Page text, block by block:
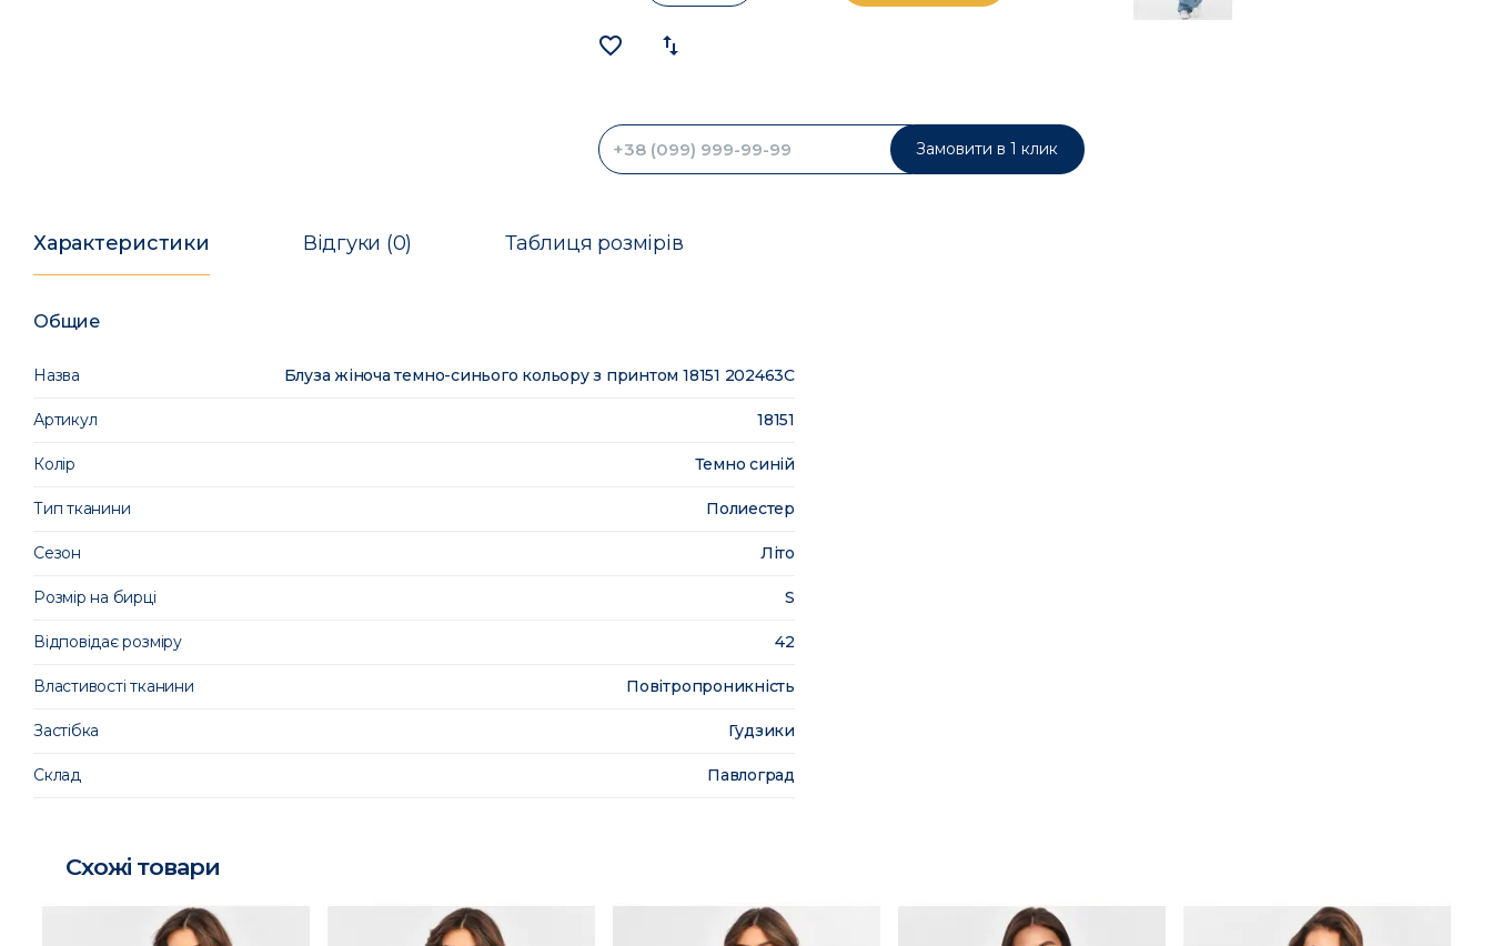
favorite_border import_export
Замовити в 1 клик
Характеристики Відгуки (0) Таблиця розмірів
Общие
Назва Блуза жіноча темно-синього кольору з принтом 18151 202463C
Артикул 18151
Колір Темно синій
Тип тканини Полиестер
Сезон Літо
Розмір на бирці S
Відповідає розміру 42
Властивості тканини Повітропроникність
Застібка Гудзики
Склад Павлоград
Схожі товари